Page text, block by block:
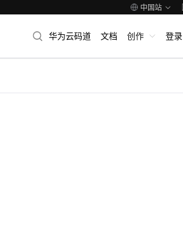
中国站
华为云码道 文档 创作 登录